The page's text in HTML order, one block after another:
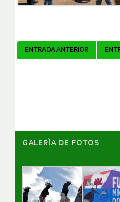
Navegador
ENTRADA ANTERIOR
GALERÌA DE FOTOS